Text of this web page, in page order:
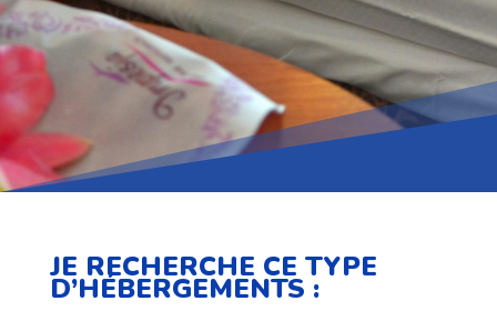
JE RECHERCHE CE TYPE
D’HÉBERGEMENTS :